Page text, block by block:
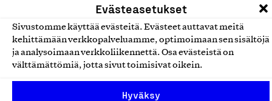
Evästeasetukset
Sivustomme käyttää evästeitä. Evästeet auttavat meitä
kehittämään verkkopalveluamme, optimoimaan sen sisältöjä
ja analysoimaan verkkoliikennettä. Osa evästeistä on
välttämättömiä, jotta sivut toimisivat oikein.
Hyväksy